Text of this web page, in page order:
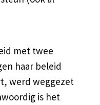
met twee
haar beleid
werd weggezet
is het